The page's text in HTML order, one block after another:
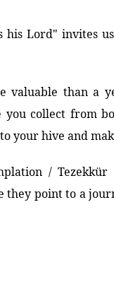
his Lord" invites
valuable than a
you collect from
your hive and
/
they point to a